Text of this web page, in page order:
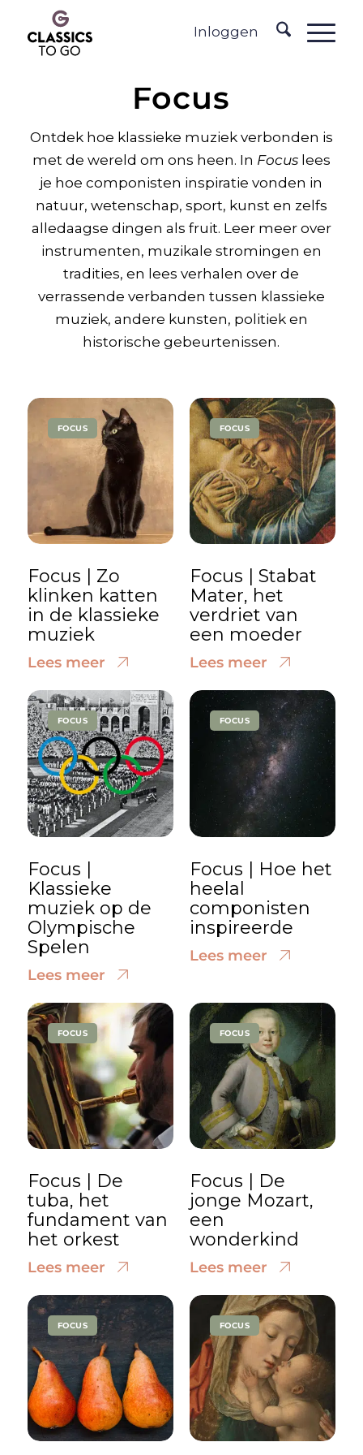
Inloggen
Focus
Ontdek hoe klassieke muziek verbonden is
met de wereld om ons heen. In Focuslees
je hoe componisten inspiratie vonden in
natuur, wetenschap, sport, kunst en zelfs
alledaagse dingen als fruit. Leer meer over
instrumenten, muzikale stromingen en
tradities, en lees verhalen over de
verrassende verbanden tussen klassieke
muziek, andere kunsten, politiek en
historische gebeurtenissen.
FOCUS
Focus | Zo
klinken katten
in de klassieke
muziek
Lees meer
FOCUS
Focus | Stabat
Mater, het
verdriet van
een moeder
Lees meer
FOCUS
Focus |
Klassieke
muziek op de
Olympische
Spelen
Lees meer
FOCUS
Focus | Hoe het
heelal
componisten
inspireerde
Lees meer
FOCUS
Focus | De
tuba, het
fundament van
het orkest
Lees meer
FOCUS
Focus | De
jonge Mozart,
een
wonderkind
Lees meer
FOCUS FOCUS